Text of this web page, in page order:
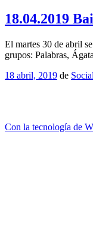
18.04.2019
El martes 30 de abril
grupos: Palabras,
18 abril, 2019 de
Con la tecnología de